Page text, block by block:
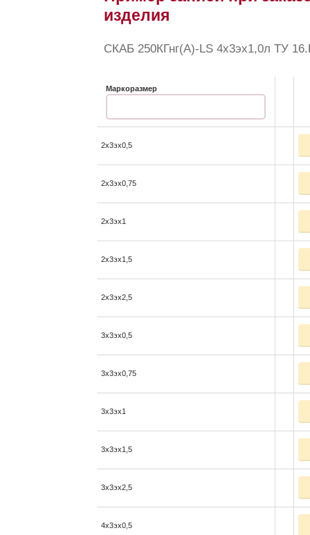
изделия
СКАБ 250КГнг(А)-LS 4x3эx1,0л ТУ
Маркоразмер
2x3эx0,5
2x3эx0,75
2x3эx1
2x3эx1,5
2x3эx2,5
3x3эx0,5
3x3эx0,75
3x3эx1
3x3эx1,5
3x3эx2,5
4x3эx0,5